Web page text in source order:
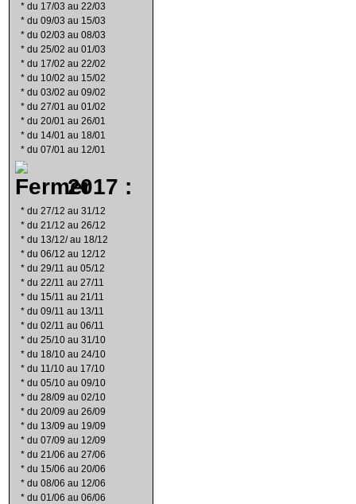
* du 17/03 au 22/03
* du 09/03 au 15/03
* du 02/03 au 08/03
* du 25/02 au 01/03
* du 17/02 au 22/02
* du 10/02 au 15/02
* du 03/02 au 09/02
* du 27/01 au 01/02
* du 20/01 au 26/01
* du 14/01 au 18/01
* du 07/01 au 12/01
2017 :
* du 27/12 au 31/12
* du 21/12 au 26/12
* du 13/12/ au 18/12
* du 06/12 au 12/12
* du 29/11 au 05/12
* du 22/11 au 27/11
* du 15/11 au 21/11
* du 09/11 au 13/11
* du 02/11 au 06/11
* du 25/10 au 31/10
* du 18/10 au 24/10
* du 11/10 au 17/10
* du 05/10 au 09/10
* du 28/09 au 02/10
* du 20/09 au 26/09
* du 13/09 au 19/09
* du 07/09 au 12/09
* du 21/06 au 27/06
* du 15/06 au 20/06
* du 08/06 au 12/06
* du 01/06 au 06/06